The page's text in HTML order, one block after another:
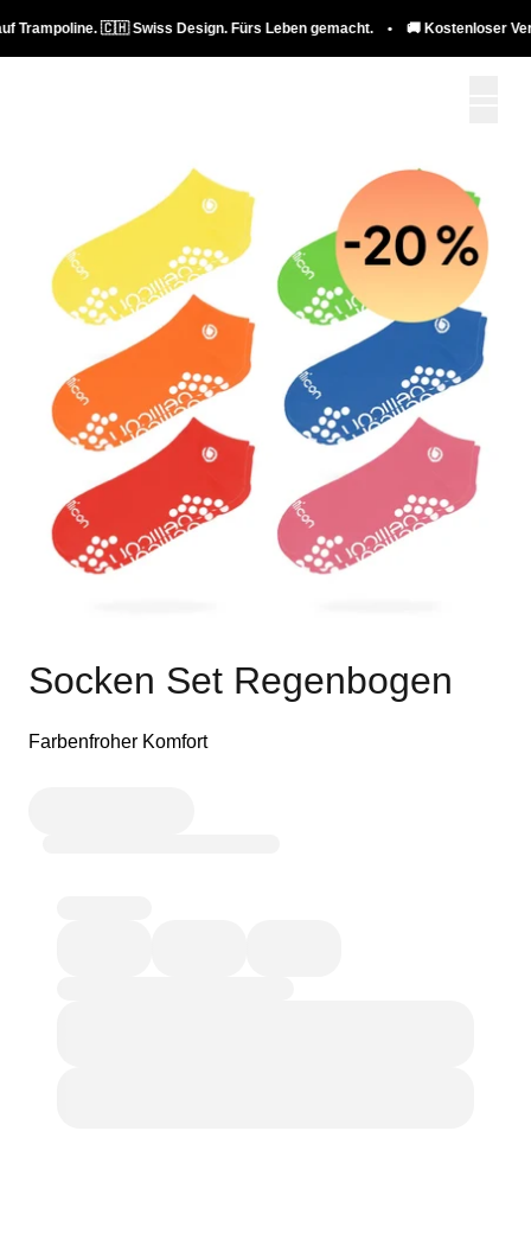
🇨🇭 Swiss Design. Fürs Leben gemacht. • 🚚 Kostenloser
Socken Set Regenbogen
Farbenfroher Komfort